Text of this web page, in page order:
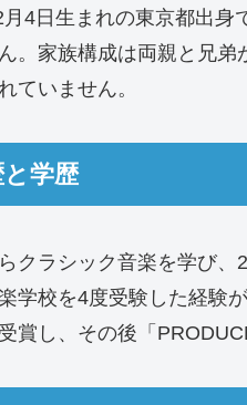
4日生まれの東京都出
。家族構成は両親と兄
ていません。
学歴
クラシック音楽を学び
学校を4度受験した経験
賞し、その後「